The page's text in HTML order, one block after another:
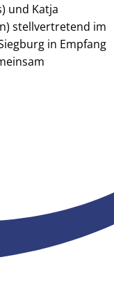
und Katja
stellvertretend im
in Empfang